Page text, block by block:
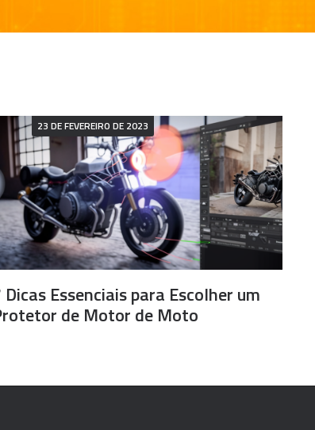
23 DE FEVEREIRO DE 2023
Dicas Essenciais para Escolher um
de Motor de Moto